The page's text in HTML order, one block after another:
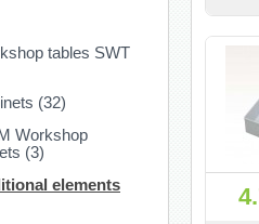
tables SWT
(32)
Workshop
(3)
elements